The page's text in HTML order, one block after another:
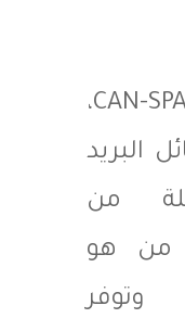
امتثالًا لقانون CAN-SPAM،
البريد
من
من هو
وتوفر